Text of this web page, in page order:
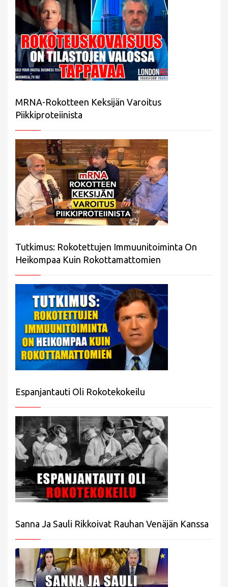
MRNA-Rokotteen Keksijän Varoitus
Piikkiproteiinista
Tutkimus: Rokotettujen Immuunitoiminta On
Heikompaa Kuin Rokottamattomien
Espanjantauti Oli Rokotekokeilu
Sanna Ja Sauli Rikkoivat Rauhan Venäjän Kanssa